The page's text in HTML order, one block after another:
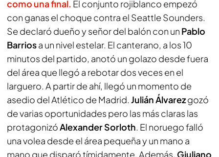
como una final. El conjunto rojiblanco empezó
con ganas el choque contra el Seattle Sounders.
Se declaró dueño y señor del balón con un Pablo
Barriosa un nivel estelar. El canterano, a los 10
minutos del partido, anotó un golazo desde fuera
del área que llegó a rebotar dos veces en el
larguero. A partir de ahí, llegó un momento de
asedio del Atlético de Madrid. JuliánÁlvarezgozó
de varias oportunidades pero las más claras las
protagonizóAlexander Sorloth. El noruego falló
una volea desde el área pequeña y un mano a
mano que disparó tímidamente. Además, Giuliano